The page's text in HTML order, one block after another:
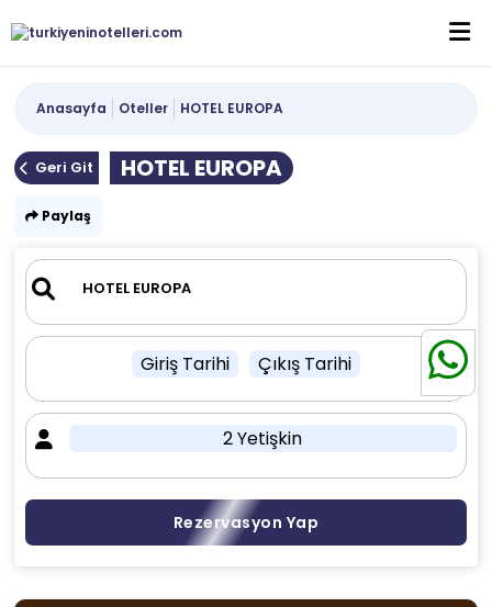
Anasayfa Oteller HOTEL EUROPA
Geri Git HOTEL EUROPA
Paylaş
Giriş Tarihi Çıkış Tarihi
2 Yetişkin
Rezervasyon Yap